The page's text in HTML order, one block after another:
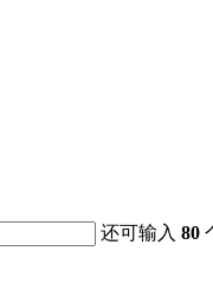
还可输入80